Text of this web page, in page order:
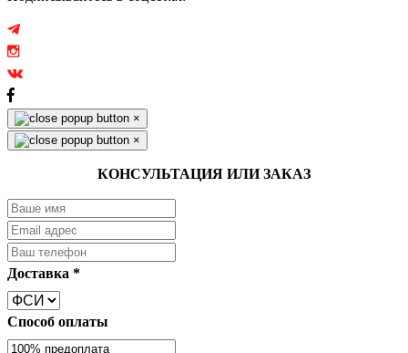
×
×
КОНСУЛЬТАЦИЯ ИЛИ ЗАКАЗ
Доставка *
Способ оплаты